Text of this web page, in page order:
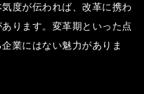
度が伝われば、改革に携わ
ります。変革期といった点
業にはない魅力がありま